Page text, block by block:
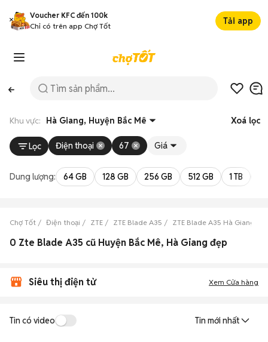
Voucher KFC đến 100k
Chỉ có trên app Chợ Tốt
Tải app
Khu vực: Hà Giang, Huyện Bắc Mê Xoá lọc
Lọc Điện thoại 67 Giá
Dung lượng: 64 GB 128 GB 256 GB 512 GB 1 TB
Chợ Tốt Điện thoại ZTE ZTE Blade A35 ZTE Blade A35 Hà Giang
0 Zte Blade A35 cũ Huyện Bắc Mê, Hà Giang đẹp
Siêu thị điện tử Xem Cửa hàng
Tin có video Tin mới nhất